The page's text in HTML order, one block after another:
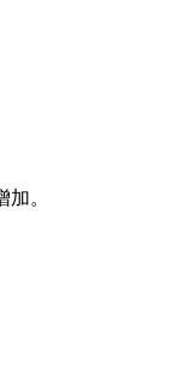
。